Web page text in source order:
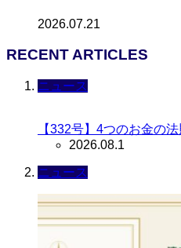
2026.07.21
RECENT ARTICLES
ニュース
【332号】4つのお金の
2026.08.1
ニュース